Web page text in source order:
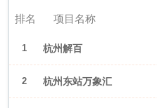
排名 项目名称
1 杭州解百
2 杭州东站万象汇